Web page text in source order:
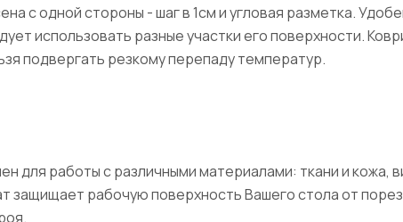
с одной стороны - шаг в 1см и угловая разметка.
использовать разные участки его поверхности.
подвергать резкому перепаду температур.
для работы с различными материалами: ткани и кожа,
защищает рабочую поверхность Вашего стола от